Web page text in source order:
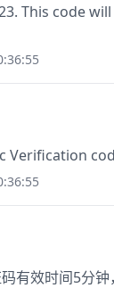
This code
Verification
有效时间5分钟